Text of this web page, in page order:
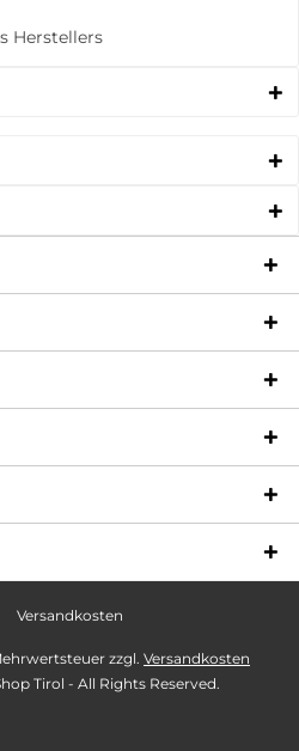
Herstellers
Versandkosten
zzgl. Versandkosten
Tirol - All Rights Reserved.